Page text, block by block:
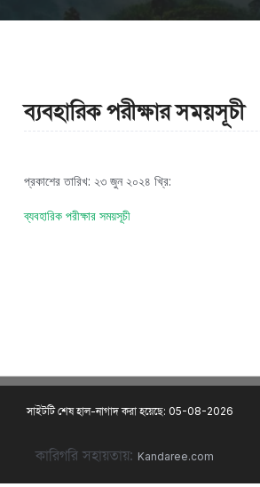
ব্যবহারিক পরীক্ষার সময়সূচী
প্রকাশের তারিখ: ২৩ জুন ২০২৪ খ্রি:
ব্যবহারিক পরীক্ষার সময়সূচী
সাইটটি শেষ হাল-নাগাদ করা হয়েছে: 05-08-2026
কারিগরি সহায়তায়: Kandaree.com